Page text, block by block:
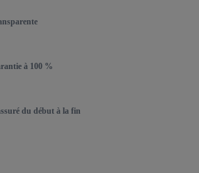
à 100 %
du début à la fin